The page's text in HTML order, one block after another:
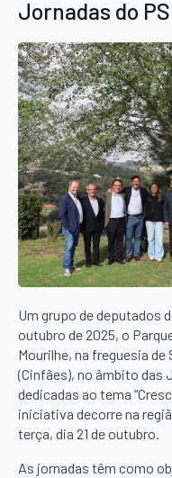
Jornadas do
Um grupo de deputados
outubro de 2025, o
Mourilhe, na freguesia
(Cinfães), no âmbito das
dedicadas ao tema
iniciativa decorre na
terça, dia 21 de outubro.
As jornadas têm como